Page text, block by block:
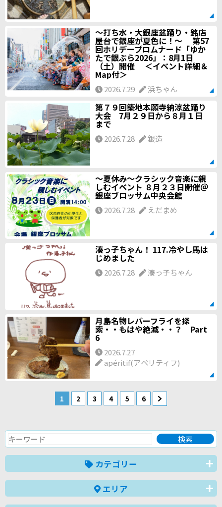
～打ち水・大銀座盆踊り・銘店
屋台で銀座が夏色に！～ 第57
回ホリデープロムナード「ゆか
たで銀ぶら2026」：8月1日
（土）開催 ＜イベント詳細＆
Map付＞
2026.7.29 浜ちゃん
第７９回築地本願寺納涼盆踊り
大会 7月２９日から８月１日
まで
2026.7.28 銀造
～夏休み～クラシック音楽に親
しむイベント ８月２３日開催＠
銀座ブロッサム中央会館
2026.7.28 えだまめ
湊っ子ちゃん！ 117.冷やし馬は
じめました
2026.7.28 湊っ子ちゃん
月島名物レバーフライを探
索・・もはや絶滅・・？ Part
6
2026.7.27
apéritif(アペリティフ)
1 2 3 4 5 6
カテゴリー
エリア